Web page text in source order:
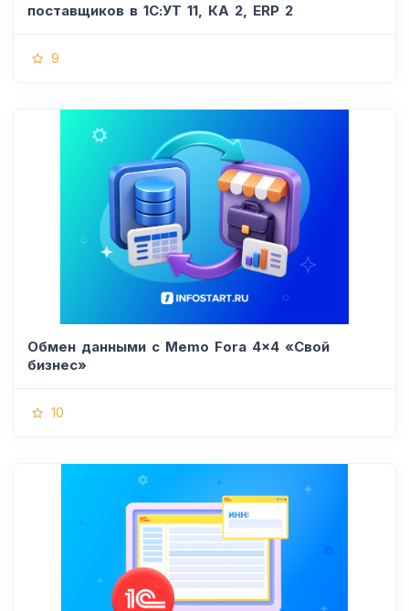
поставщиков в 1С:УТ 11, КА 2, ERP 2
9
Обмен данными с Memo Fora 4x4 «Свой
бизнес»
10